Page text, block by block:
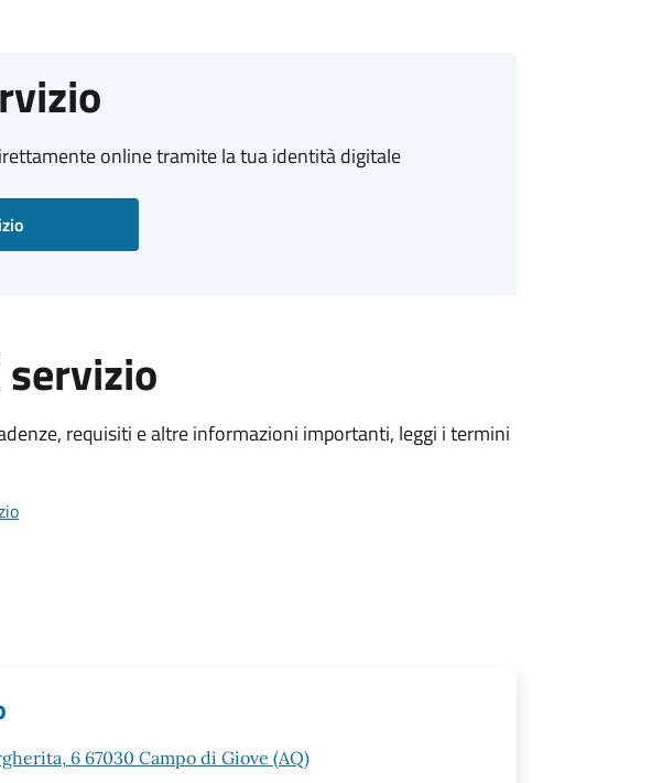
online tramite la tua identità digitale
requisiti e altre informazioni importanti, leggi i termini
6 67030 Campo di Giove (AQ)